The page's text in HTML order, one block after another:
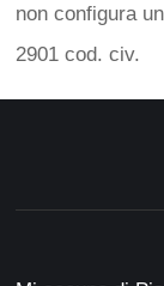
non configura
2901 cod. civ.